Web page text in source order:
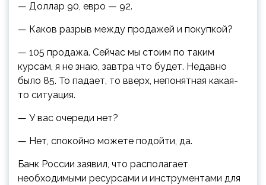
— Доллар 90, евро — 92.
— Каков разрыв между продажей и покупкой?
— 105 продажа. Сейчас мы стоим по таким
курсам, я не знаю, завтра что будет. Недавно
было 85. То падает, то вверх, непонятная какая-
то ситуация.
— У вас очереди нет?
— Нет, спокойно можете подойти, да.
Банк России заявил, что располагает
необходимыми ресурсами и инструментами для